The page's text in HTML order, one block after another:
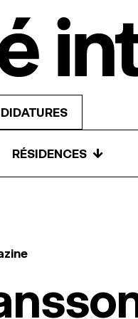
RÉSIDENCES ↓